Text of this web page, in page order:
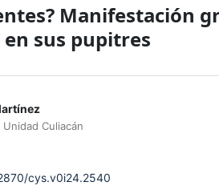
Manifestación
sus pupitres
Culiacán
cys.v0i24.2540